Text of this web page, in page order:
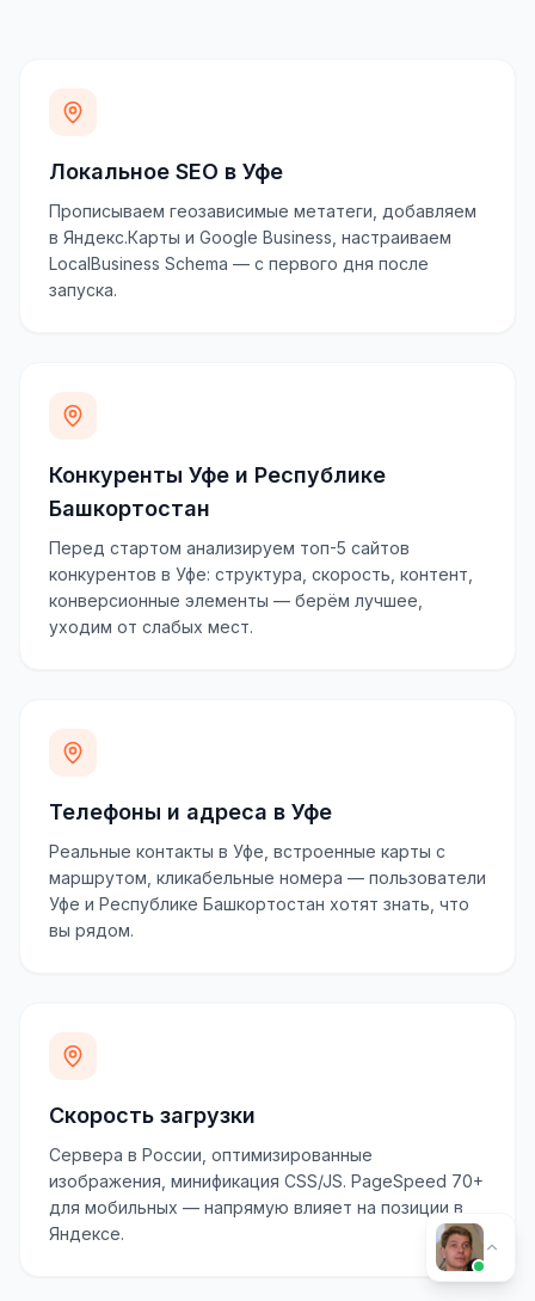
Локальное SEO в Уфе
Прописываем геозависимые метатеги, добавляем
в Яндекс.Карты и Google Business, настраиваем
LocalBusiness Schema — с первого дня после
запуска.
Конкуренты Уфе и Республике
Башкортостан
Перед стартом анализируем топ-5 сайтов
конкурентов в Уфе: структура, скорость, контент,
конверсионные элементы — берём лучшее,
уходим от слабых мест.
Телефоны и адреса в Уфе
Реальные контакты в Уфе, встроенные карты с
маршрутом, кликабельные номера — пользователи
Уфе и Республике Башкортостан хотят знать, что
вы рядом.
Скорость загрузки
Сервера в России, оптимизированные
изображения, минификация CSS/JS. PageSpeed 70+
для мобильных — напрямую влияет на позиции в
Яндексе.